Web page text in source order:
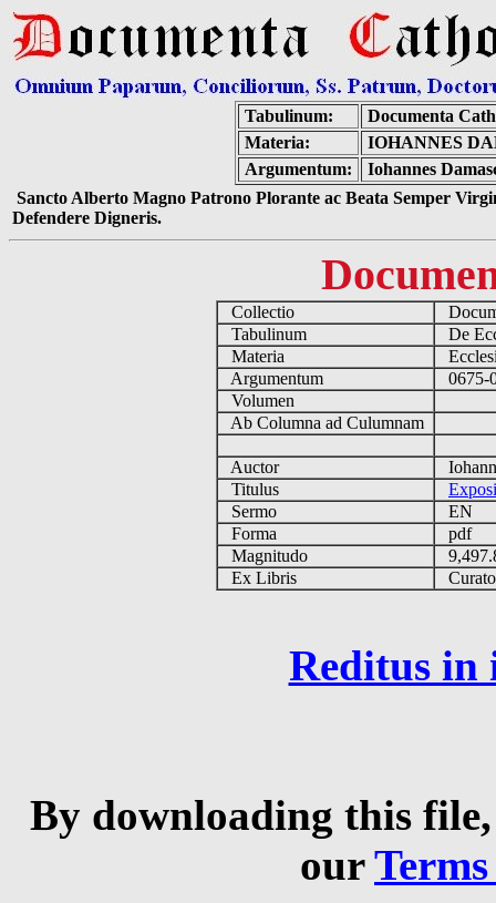
Tabulinum:
Documenta
Materia:
IOHANNES
Argumentum:
Iohannes
Sancto Alberto Magno Patrono Plorante ac Beata Semper
Defendere Digneris.
Collectio
Tabulinum
De
Materia
Argumentum
0675-
Volumen
Ab Columna ad Culumnam
Auctor
Titulus
Sermo
EN
Forma
pdf
Magnitudo
Ex Libris
Reditus in
By downloading this
our